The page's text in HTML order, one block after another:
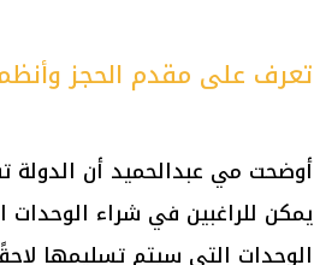
تعرف على مقدم الحجز
أوضحت مي عبدالحميد أن